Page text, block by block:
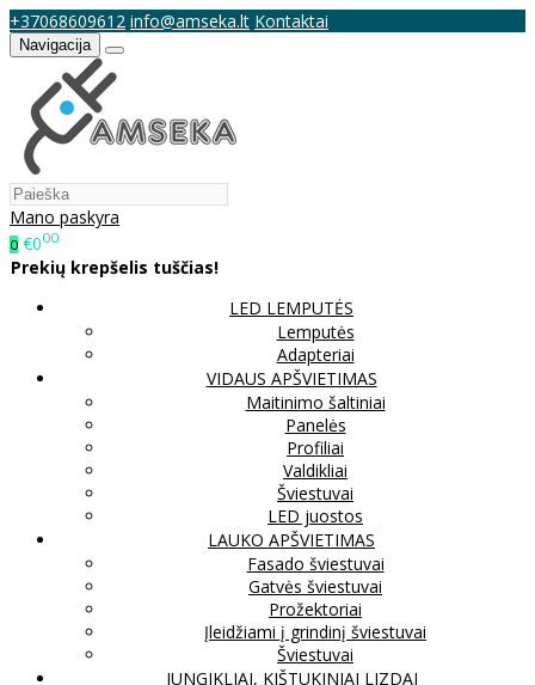
+37068609612 info@amseka.lt Kontaktai
Navigacija
Mano paskyra
0 €000
Prekių krepšelis tuščias!
LED LEMPUTĖS
Lemputės
Adapteriai
VIDAUS APŠVIETIMAS
Maitinimo šaltiniai
Panelės
Profiliai
Valdikliai
Šviestuvai
LED juostos
LAUKO APŠVIETIMAS
Fasado šviestuvai
Gatvės šviestuvai
Prožektoriai
Įleidžiami į grindinį šviestuvai
Šviestuvai
JUNGIKLIAI, KIŠTUKINIAI LIZDAI